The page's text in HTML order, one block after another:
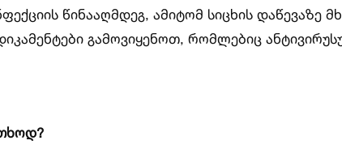
წინააღმდეგ, ამიტომ სიცხის
გამოვიყენოთ, რომლებიც